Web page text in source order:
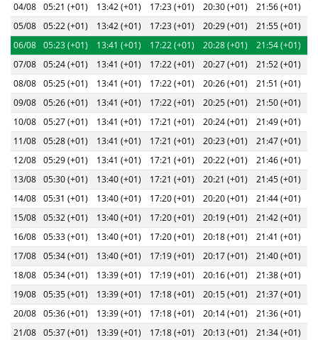
04/08 05:21 (+01) 13:42 (+01) 17:23 (+01) 20:30 (+01)
21:56 (+01)
05/08 05:22 (+01) 13:42 (+01) 17:23 (+01) 20:29 (+01)
21:55 (+01)
06/08 05:23 (+01) 13:41 (+01) 17:22 (+01) 20:28 (+01)
21:54 (+01)
07/08 05:24 (+01) 13:41 (+01) 17:22 (+01) 20:27 (+01)
21:52 (+01)
08/08 05:25 (+01) 13:41 (+01) 17:22 (+01) 20:26 (+01)
21:51 (+01)
09/08 05:26 (+01) 13:41 (+01) 17:22 (+01) 20:25 (+01)
21:50 (+01)
10/08 05:27 (+01) 13:41 (+01) 17:21 (+01) 20:24 (+01)
21:49 (+01)
11/08 05:28 (+01) 13:41 (+01) 17:21 (+01) 20:23 (+01)
21:47 (+01)
12/08 05:29 (+01) 13:41 (+01) 17:21 (+01) 20:22 (+01)
21:46 (+01)
13/08 05:30 (+01) 13:40 (+01) 17:21 (+01) 20:21 (+01)
21:45 (+01)
14/08 05:31 (+01) 13:40 (+01) 17:20 (+01) 20:20 (+01)
21:44 (+01)
15/08 05:32 (+01) 13:40 (+01) 17:20 (+01) 20:19 (+01)
21:42 (+01)
16/08 05:33 (+01) 13:40 (+01) 17:20 (+01) 20:18 (+01)
21:41 (+01)
17/08 05:34 (+01) 13:40 (+01) 17:19 (+01) 20:17 (+01)
21:40 (+01)
18/08 05:34 (+01) 13:39 (+01) 17:19 (+01) 20:16 (+01)
21:38 (+01)
19/08 05:35 (+01) 13:39 (+01) 17:18 (+01) 20:15 (+01)
21:37 (+01)
20/08 05:36 (+01) 13:39 (+01) 17:18 (+01) 20:14 (+01)
21:36 (+01)
21/08 05:37 (+01) 13:39 (+01) 17:18 (+01) 20:13 (+01)
21:34 (+01)